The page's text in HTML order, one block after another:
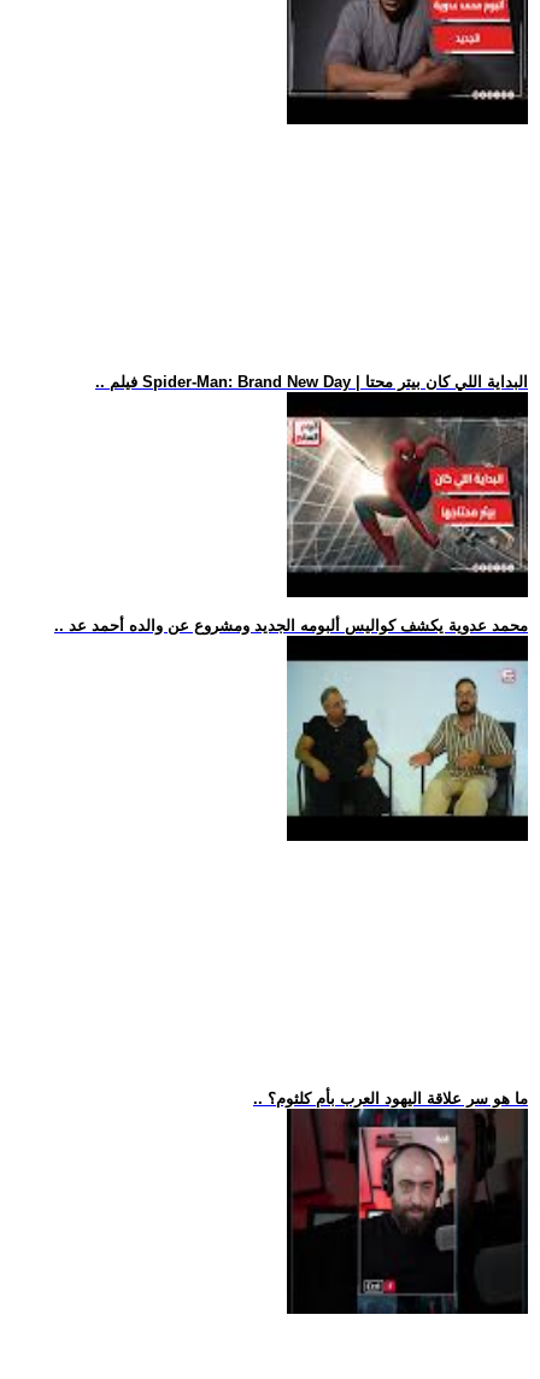
.. فيلم Spider-Man: Brand New Day | البداية اللي كان بيتر محتا
.. محمد عدوية يكشف كواليس ألبومه الجديد ومشروع عن والده أحمد عد
.. ما هو سر علاقة اليهود العرب بأم كلثوم؟